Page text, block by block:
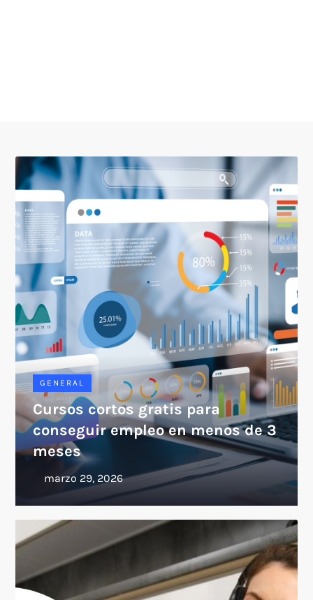
GENERAL
Cursos cortos gratis para
conseguir empleo en menos de 3
meses